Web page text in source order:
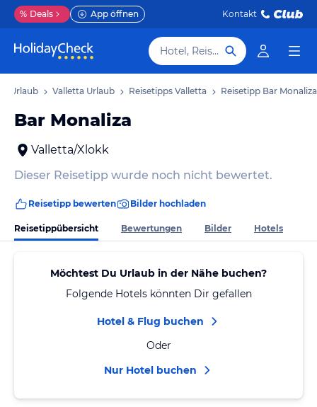
% Deals App öffnen Kontakt
Hotel, Reiseziel
Urlaub Valletta Urlaub Reisetipps Valletta Reisetipp Bar Monaliza
Bar Monaliza
Valletta/Xlokk
Dieser Reisetipp wurde noch nicht bewertet.
Reisetipp bewerten Bilder hochladen
Reisetippübersicht Bewertungen Bilder Hotels
Möchtest Du Urlaub in der Nähe buchen?
Folgende Hotels könnten Dir gefallen
Hotel & Flug buchen
Oder
Nur Hotel buchen